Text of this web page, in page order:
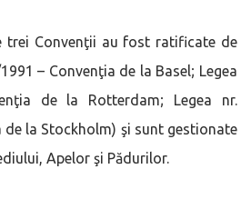
trei Convenţii au fost ratificate de
– Convenţia de la Basel; Legea
de la Rotterdam; Legea nr.
de la Stockholm) şi sunt gestionate
Apelor şi Pădurilor.